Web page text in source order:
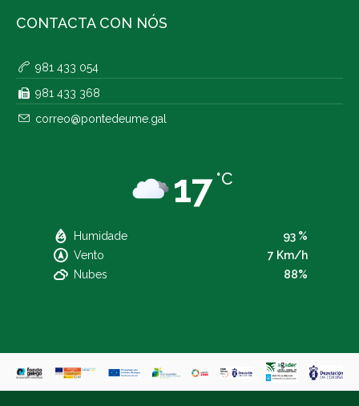
CONTACTA CON NÓS
981 433 054
981 433 368
correo@pontedeume.gal
17 °C
Humidade
93 %
Vento
7 Km/h
Nubes
88%